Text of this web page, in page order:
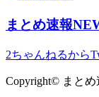
まとめ速報
2ちゃんねるから
Copyright© まとめ